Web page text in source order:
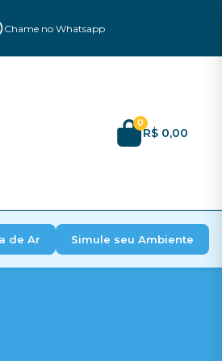
Chame no Whatsapp
0
R$ 0,00
de Ar Simule seu Ambiente